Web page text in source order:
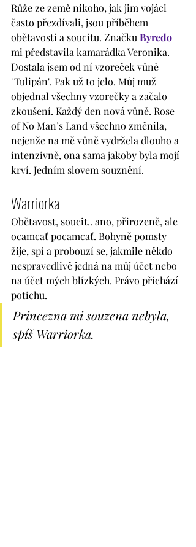
Růže ze země nikoho, jak jim vojáci
často přezdívali, jsou příběhem
obětavosti a soucitu. Značku Byredo
mi představila kamarádka Veronika.
Dostala jsem od ní vzoreček vůně
"Tulipán". Pak už to jelo. Můj muž
objednal všechny vzorečky a začalo
zkoušení. Každý den nová vůně. Rose
of No Man’s Land všechno změnila,
nejenže na mě vůně vydržela dlouho a
intenzivně, ona sama jakoby byla mojí
krví. Jedním slovem souznění.
Warriorka
Obětavost, soucit.. ano, přirozeně, ale
ocamcať pocamcať. Bohyně pomsty
žije, spí a probouzí se, jakmile někdo
nespravedlivě jedná na můj účet nebo
na účet mých blízkých. Právo přichází
potichu.
Princezna mi souzena nebyla,
spíš Warriorka.